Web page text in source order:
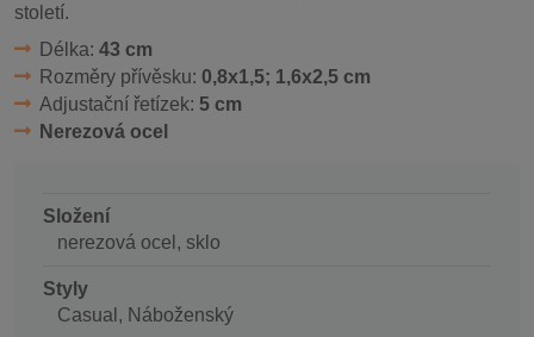
století.
Délka: 43 cm
Rozměry přívěsku: 0,8x1,5; 1,6x2,5 cm
Adjustační řetízek: 5 cm
Nerezová ocel
Složení
nerezová ocel, sklo
Styly
Casual, Náboženský